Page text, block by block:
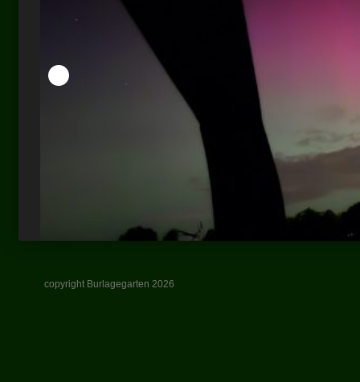
copyright Burlagegarten 2026